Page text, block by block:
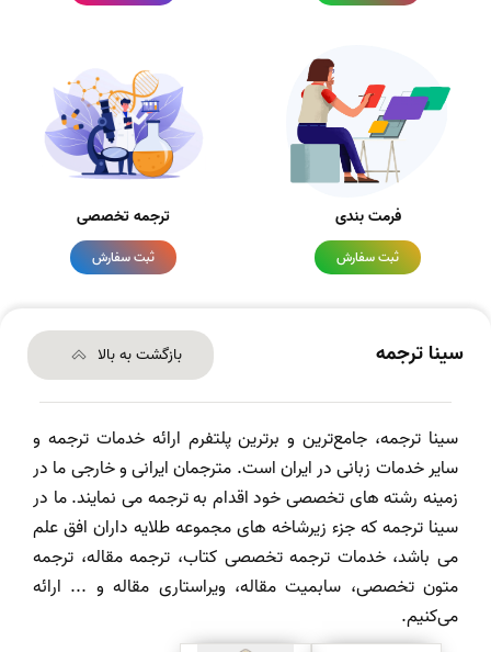
فرمت بندی
ثبت سفارش
ترجمه تخصصی
ثبت سفارش
سینا ترجمه بازگشت به بالا
سینا ترجمه، جامع‌ترین و برترین پلتفرم ارائه خدمات ترجمه و
سایر خدمات زبانی در ایران است. مترجمان ایرانی و خارجی ما در
زمینه رشته های تخصصی خود اقدام به ترجمه می نمایند. ما در
سینا ترجمه که جزء زیرشاخه های مجموعه طلایه داران افق علم
می باشد، خدمات ترجمه تخصصی کتاب، ترجمه مقاله، ترجمه
متون تخصصی، سابمیت مقاله، ویراستاری مقاله و ... ارائه
می‌کنیم.